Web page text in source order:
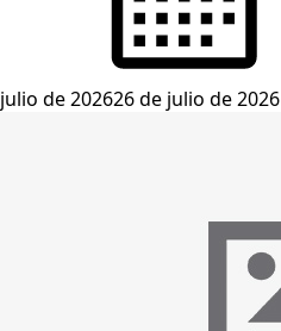
julio de 202626 de julio de 2026